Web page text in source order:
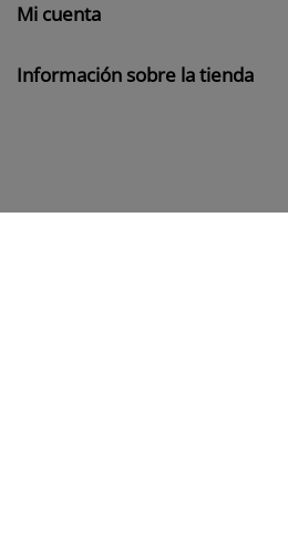
Mi cuenta
Información sobre la tienda